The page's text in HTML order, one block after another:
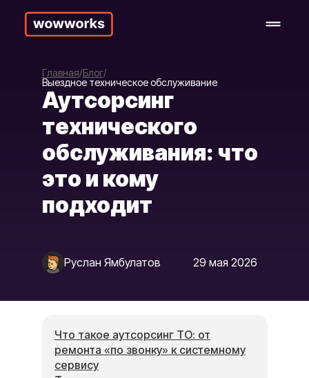
Главная Блог
Выездное техническое обслуживание
Аутсорсинг
технического
обслуживания: что
это и кому
подходит
Руслан Ямбулатов 29 мая 2026
Что такое аутсорсинг ТО: от
ремонта «по звонку» к системному
сервису